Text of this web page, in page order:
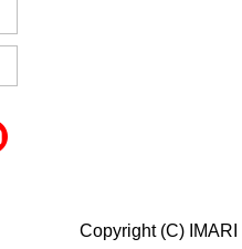
Copyright (C)